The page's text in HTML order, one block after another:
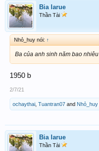
Bia larue
Thần Tài
Nhỏ_huy nói: ↑
Ba của anh sinh năm bao nhiêu
1950 b
2/7/21
ochaythai Tuantran07 and Nhỏ_huy
Bia larue
Thần Tài